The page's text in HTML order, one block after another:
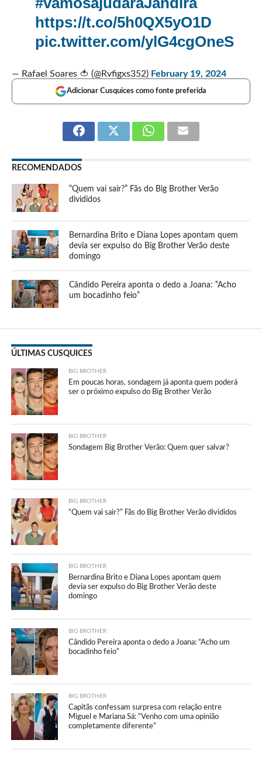
https://t.co/5h0QX5yO1D
pic.twitter.com/ylG4cgOneS
— Rafael Soares 🍅 (@Rvfigxs352) February 19, 2024
Adicionar Cusquices como fonte preferida
RECOMENDADOS
“Quem vai sair?” Fãs do Big Brother Verão
divididos
Bernardina Brito e Diana Lopes apontam quem
devia ser expulso do Big Brother Verão deste
domingo
Cândido Pereira aponta o dedo a Joana: “Acho
um bocadinho feio”
ÚLTIMAS CUSQUICES
BIG BROTHER
Em poucas horas, sondagem já aponta quem poderá
ser o próximo expulso do Big Brother Verão
BIG BROTHER
Sondagem Big Brother Verão: Quem quer salvar?
BIG BROTHER
“Quem vai sair?” Fãs do Big Brother Verão divididos
BIG BROTHER
Bernardina Brito e Diana Lopes apontam quem
devia ser expulso do Big Brother Verão deste
domingo
BIG BROTHER
Cândido Pereira aponta o dedo a Joana: “Acho um
bocadinho feio”
BIG BROTHER
Capitãs confessam surpresa com relação entre
Miguel e Mariana Sá: “Venho com uma opinião
completamente diferente”